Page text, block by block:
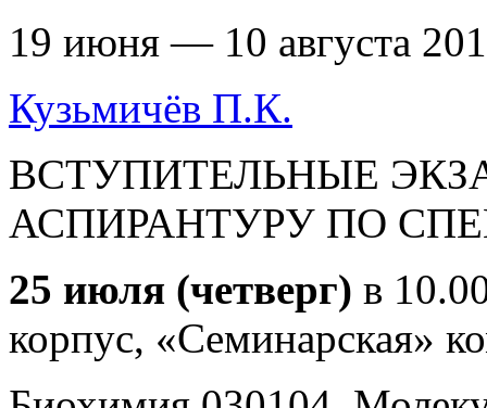
19 июня — 10 августа
Кузьмичёв П.К.
ВСТУПИТЕЛЬНЫЕ
АСПИРАНТУРУ ПО
25 июля (четверг) в
корпус, «Семинарская»